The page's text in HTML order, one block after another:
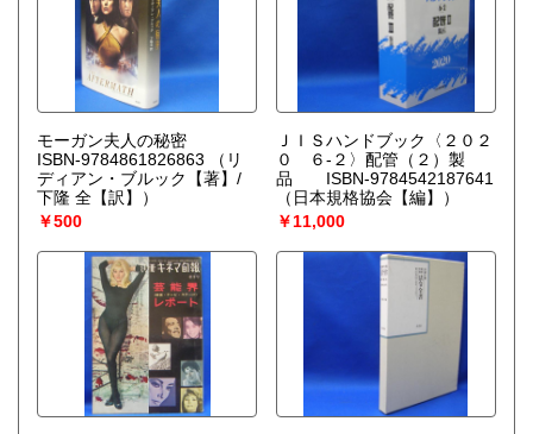
モーガン夫人の秘密
ISBN-9784861826863
（リ
ディアン・ブルック【著】/
下隆 全【訳】）
￥500
ＪＩＳハンドブック〈２０２
０ ６‐２〉配管（２）製
品 ISBN-9784542187641
（日本規格協会【編】）
￥11,000